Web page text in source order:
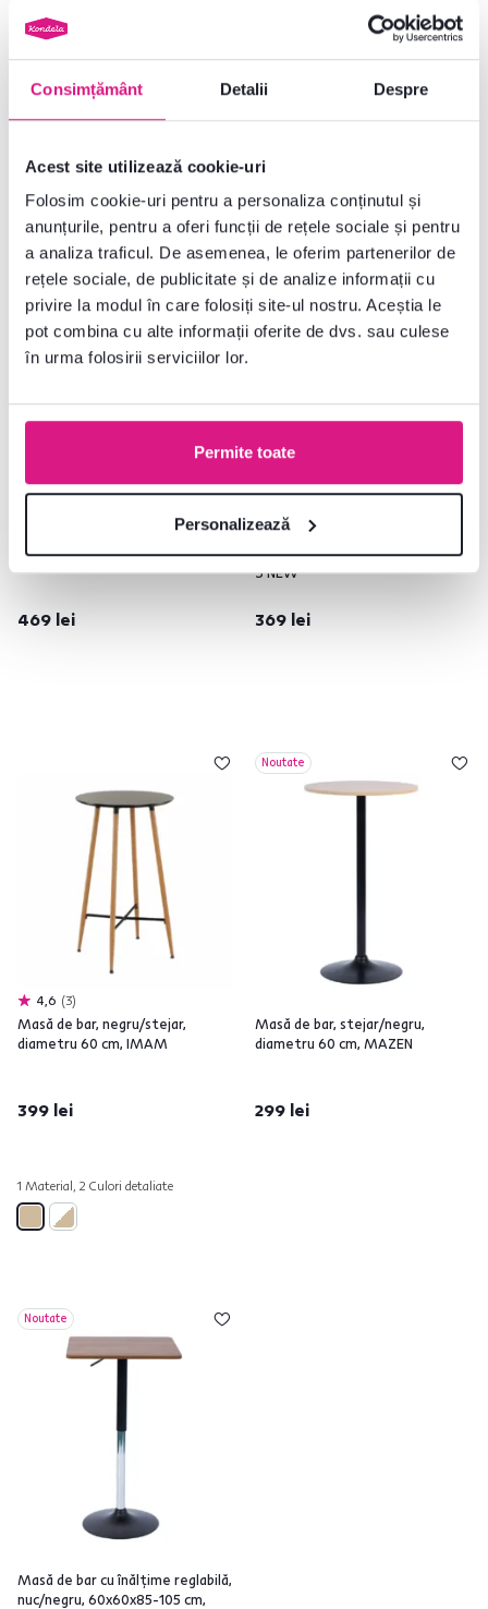
Consimțământ Detalii Despre
Acest site utilizează cookie-uri
Folosim cookie-uri pentru a personaliza conținutul și
anunțurile, pentru a oferi funcții de rețele sociale și pentru
a analiza traficul. De asemenea, le oferim partenerilor de
rețele sociale, de publicitate și de analize informații cu
privire la modul în care folosiți site-ul nostru. Aceștia le
pot combina cu alte informații oferite de dvs. sau culese
în urma folosirii serviciilor lor.
Permite toate
Personalizează
metal, diametru 60 cm, HARLOV
355 lei
stejar sonoma, 125x50 cm,
589 lei
1 Material, 1 Culoare detaliată
Bar de bucătărie + Scaune bar,
120x40 cm, BOXER
469 lei
Masă de bar cu înălţime reglabilă,
alb, 57x57x84,5-104 cm, FLORIAN
3 NEW
369 lei
4,6 3
Masă de bar, negru/stejar,
diametru 60 cm, IMAM
399 lei
1 Material, 2 Culori detaliate
Noutate
Masă de bar, stejar/negru,
diametru 60 cm, MAZEN
299 lei
Noutate
Masă de bar cu înălţime reglabilă,
nuc/negru, 60x60x85-105 cm,